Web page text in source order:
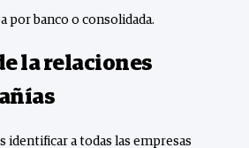
por banco o consolidada.
la relaciones
identificar a todas las empresas